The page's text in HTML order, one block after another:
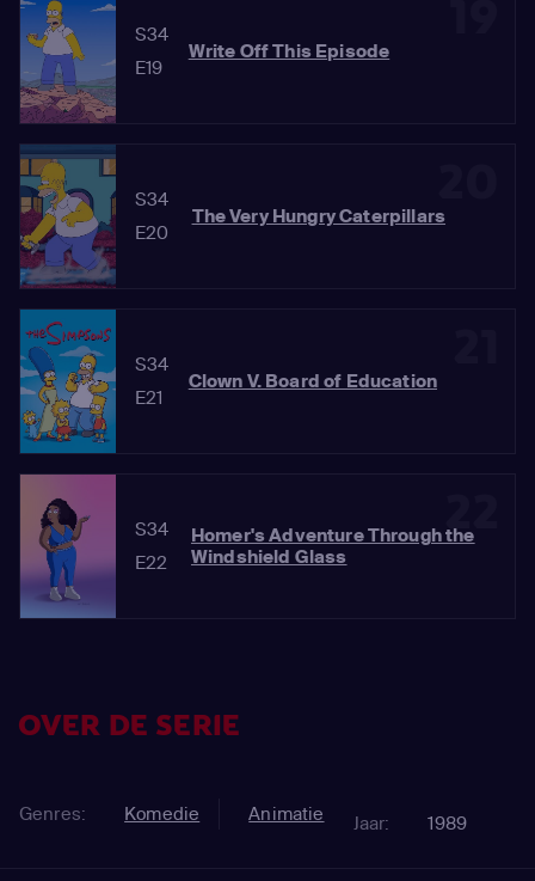
S34
E19
Write Off This Episode
S34
E20
The Very Hungry Caterpillars
S34
E21
Clown V. Board of Education
22
S34
E22
Homer's Adventure Through the
Windshield Glass
OVER DE SERIE
Genres: Komedie Animatie Jaar: 1989